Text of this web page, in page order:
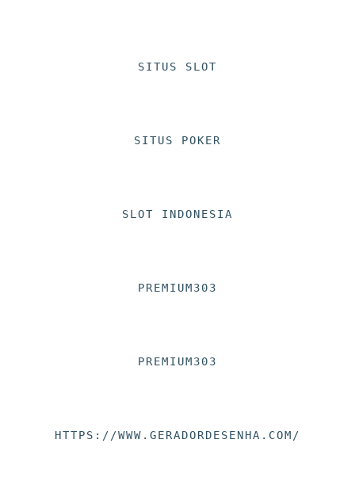
SITUS SLOT
SITUS POKER
SLOT INDONESIA
PREMIUM303
PREMIUM303
HTTPS://WWW.GERADORDESENHA.COM/